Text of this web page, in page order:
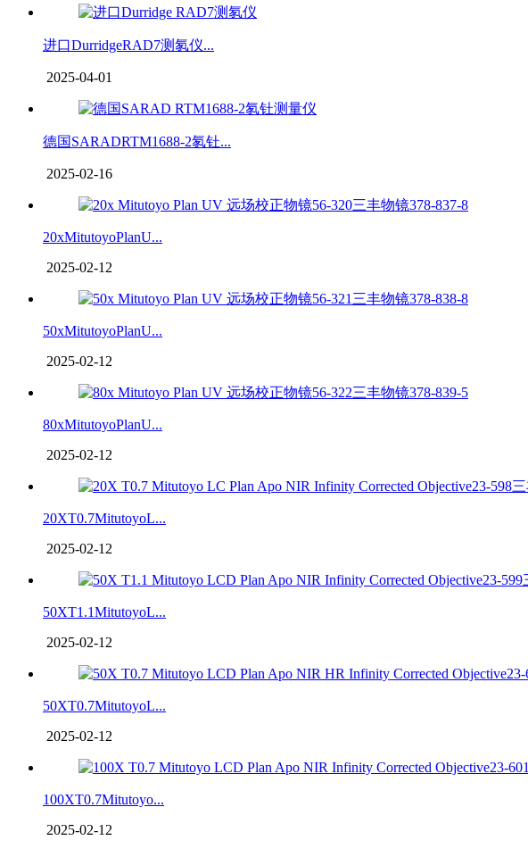
进口DurridgeRAD7测氡仪...
2025-04-01
德国SARADRTM1688-2氡钍...
2025-02-16
20xMitutoyoPlanU...
2025-02-12
50xMitutoyoPlanU...
2025-02-12
80xMitutoyoPlanU...
2025-02-12
20XT0.7MitutoyoL...
2025-02-12
50XT1.1MitutoyoL...
2025-02-12
50XT0.7MitutoyoL...
2025-02-12
100XT0.7Mitutoyo...
2025-02-12